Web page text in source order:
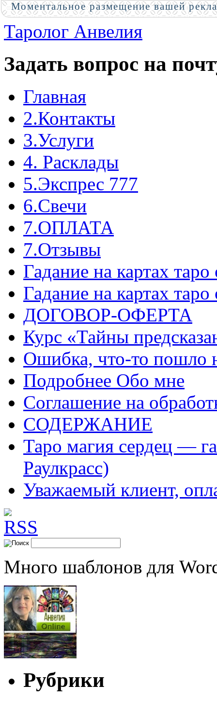
Таролог Анвелия
Задать вопрос на
Главная
2.Контакты
3.Услуги
4. Расклады
5.Экспрес 777
6.Свечи
7.ОПЛАТА
7.Отзывы
Гадание на картах
Гадание на картах
ДОГОВОР-ОФЕРТА
Курс «Тайны
Ошибка, что-то пошло
Подробнее Обо мне
Соглашение на
СОДЕРЖАНИЕ
Таро магия сердец —
Раулкрасс)
Уважаемый клиент,
Много шаблонов для
Рубрики
Моментальное размещение вашей